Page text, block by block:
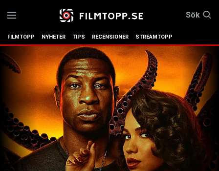
Sök
FILMTOPP NYHETER TIPS RECENSIONER STREAMTOPP